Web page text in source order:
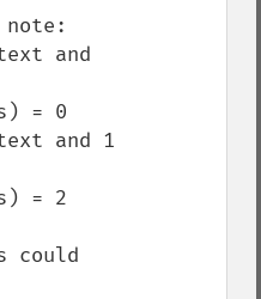
note:
and
= 0
and 1
= 2
could